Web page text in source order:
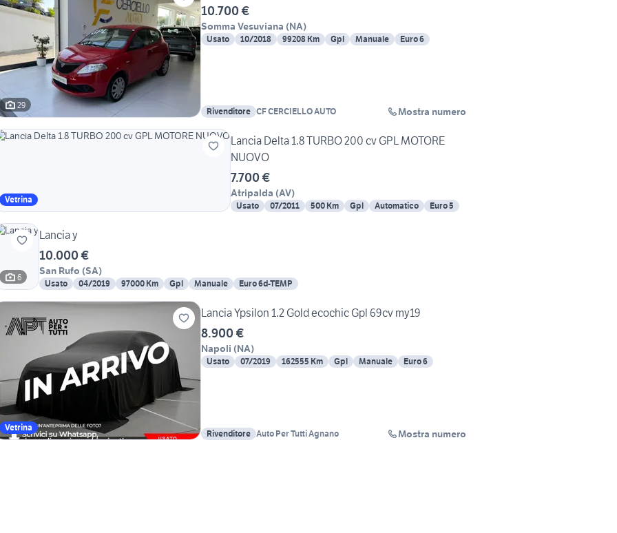
29
10.700 €
Somma Vesuviana (NA)
Usato 10/2018 99208 Km Gpl Manuale Euro 6
Rivenditore CF CERCIELLO AUTO Mostra numero
Vetrina
Lancia Delta 1.8 TURBO 200 cv GPL MOTORE
NUOVO
7.700 €
Atripalda (AV)
Usato 07/2011 500 Km Gpl Automatico Euro 5
6
Lancia y
10.000 €
San Rufo (SA)
Usato 04/2019 97000 Km Gpl Manuale Euro 6d-TEMP
Vetrina
Lancia Ypsilon 1.2 Gold ecochic Gpl 69cv my19
8.900 €
Napoli (NA)
Usato 07/2019 162555 Km Gpl Manuale Euro 6
Rivenditore Auto Per Tutti Agnano Mostra numero